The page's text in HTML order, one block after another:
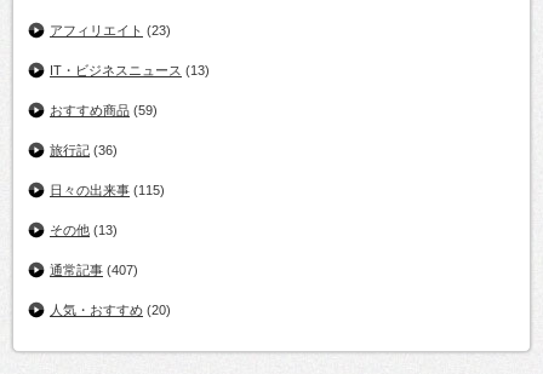
アフィリエイト (23)
IT・ビジネスニュース (13)
おすすめ商品 (59)
旅行記 (36)
日々の出来事 (115)
その他 (13)
通常記事 (407)
人気・おすすめ (20)